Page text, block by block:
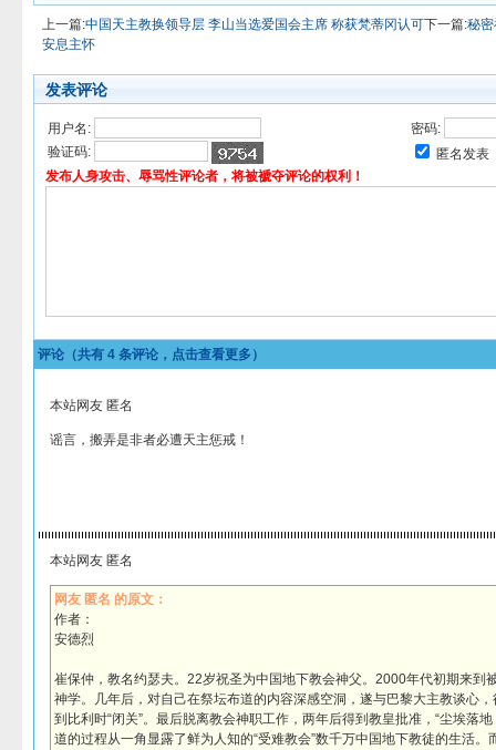
上一篇:中国天主教换领导层 李山当选爱国会主席 称获梵蒂冈认可下一篇:秘
安息主怀
发表评论
用户名:
密码:
验证码:
匿名发表
发布人身攻击、辱骂性评论者，将被褫夺评论的权利！
评论（共有 4 条评论，点击查看更多）
本站网友 匿名
谣言，搬弄是非者必遭天主惩戒！
本站网友 匿名
网友 匿名 的原文：
作者：
安德烈
崔保仲，教名约瑟夫。22岁祝圣为中国地下教会神父。2000年代初期来到
神学。几年后，对自己在祭坛布道的内容深感空洞，遂与巴黎大主教谈心
到比利时“闭关”。最后脱离教会神职工作，两年后得到教皇批准，“尘埃落
道的过程从一角显露了鲜为人知的“受难教会”数千万中国地下教徒的生活